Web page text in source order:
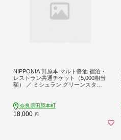
NIPPONIA 田原本 マルト醤油 宿泊・
レストラン共通チケット（5,000相当
額） ／ ミシュラン グリーンスター
奈良県田原本町
18,000 円